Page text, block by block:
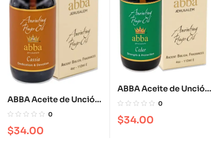
ABBA Aceite de Unción
Cassia 4 oz
0
$34.00
ABBA Aceite de Unción
Cedar 4 oz0
$34.00